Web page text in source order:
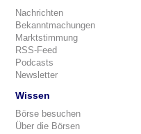
Nachrichten
Bekanntmachungen
Marktstimmung
RSS-Feed
Podcasts
Newsletter
Wissen
Börse besuchen
Über die Börsen